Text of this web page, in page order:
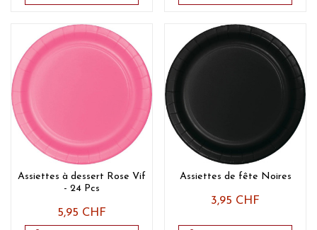
Assiettes à dessert Rose Vif
- 24 Pcs
5,95 CHF
Assiettes de fête Noires
3,95 CHF